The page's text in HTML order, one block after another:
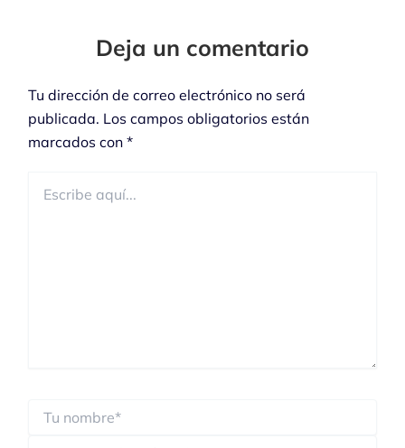
Deja un comentario
Tu dirección de correo electrónico no será
publicada. Los campos obligatorios están
marcados con *
aquí...